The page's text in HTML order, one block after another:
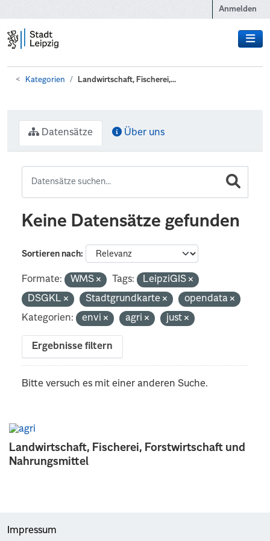
Anmelden
Kategorien Landwirtschaft, Fischerei,...
Landwirtschaft, Fischerei, Forstwirtschaft und
Nahrungsmittel
Datensätze Über uns
Keine Datensätze gefunden
Sortieren nach
Formate: WMS Tags:
LeipziGIS
DSGKL
Stadtgrundkarte
opendata
Kategorien:
envi agri just
Ergebnisse filtern
Bitte versuch es mit einer anderen Suche.
Impressum